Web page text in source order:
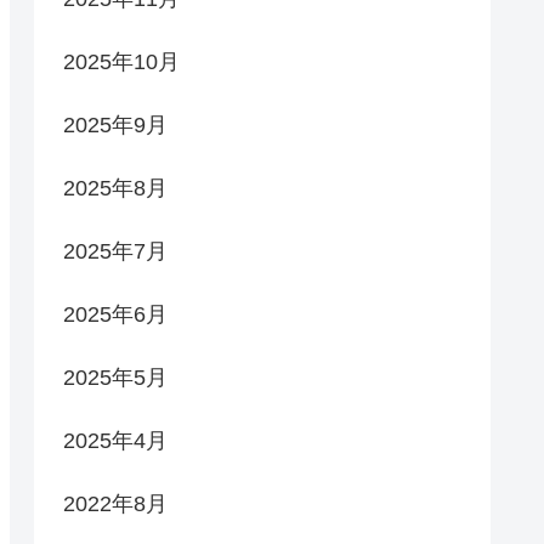
2025年10月
2025年9月
2025年8月
2025年7月
2025年6月
2025年5月
2025年4月
2022年8月